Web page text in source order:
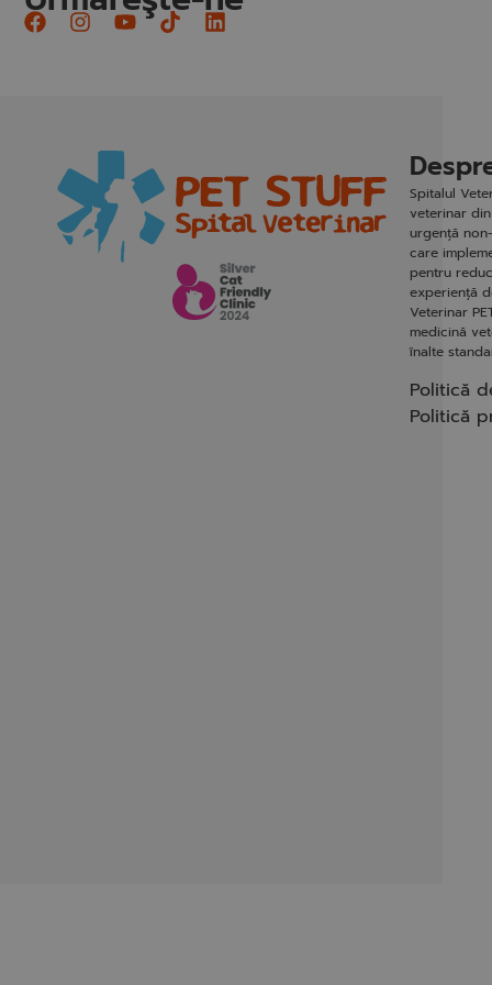
Spitalul
veterinar
urgență
care
pentru
experiență
Veterinar
medicină
înalte
Politică
Politică